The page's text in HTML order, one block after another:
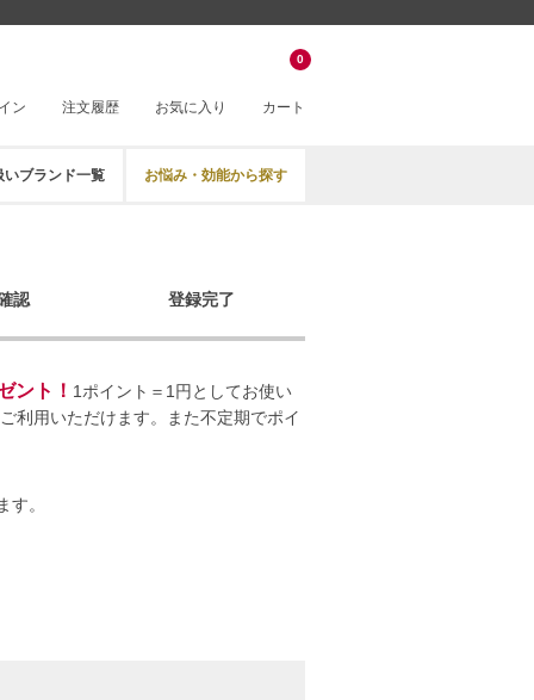
ン 注文履歴 お気に入り カート
0
いブランド一覧 お悩み・効能から探す
認 登録完了
ント！ 1ポイント＝1円としてお使い
利用いただけます。また不定期でポイ
。